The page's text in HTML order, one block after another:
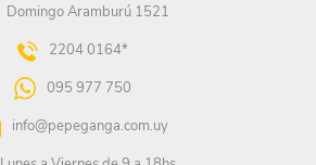
Domingo Aramburú 1521
2204 0164*
095 977 750
info@pepeganga.com.uy